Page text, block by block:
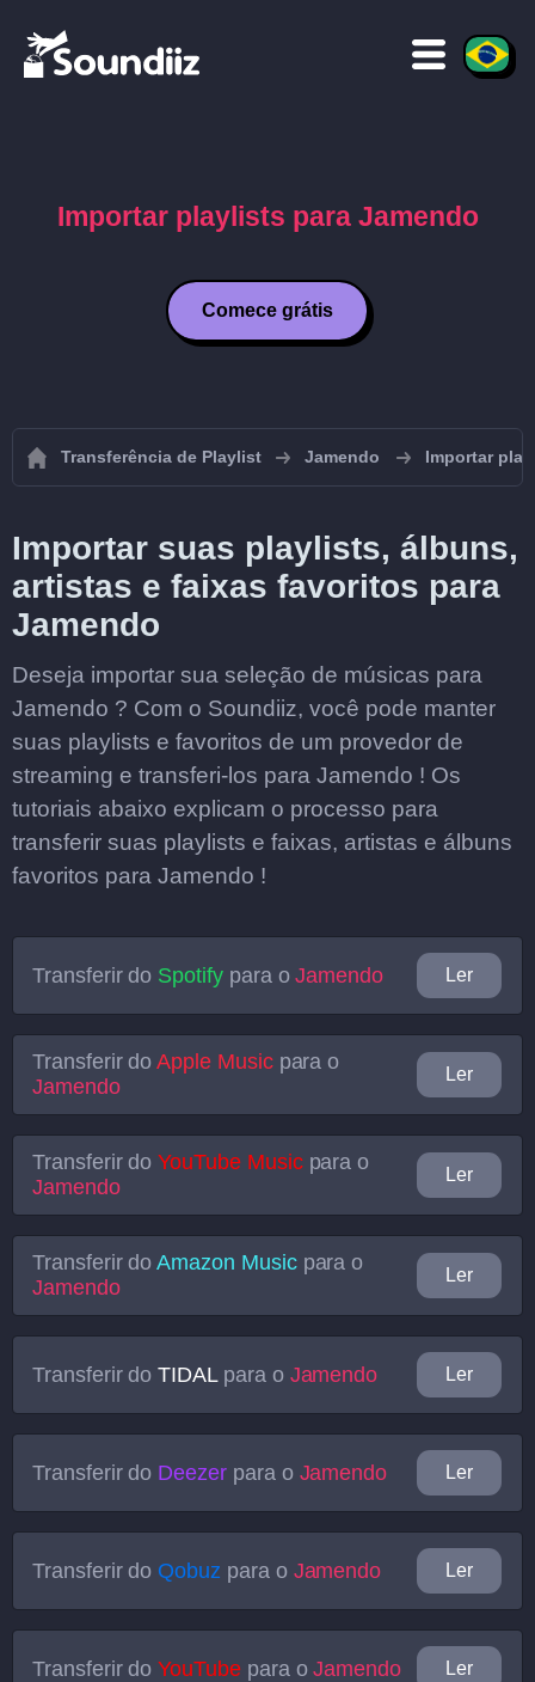
Importar playlists para Jamendo
Comece grátis
Transferência de Playlist Jamendo Importar
Importar suas playlists, álbuns,
artistas e faixas favoritos para
Jamendo
Deseja importar sua seleção de músicas para
Jamendo ? Com o Soundiiz, você pode manter
suas playlists e favoritos de um provedor de
streaming e transferi-los para Jamendo ! Os
tutoriais abaixo explicam o processo para
transferir suas playlists e faixas, artistas e álbuns
favoritos para Jamendo !
Transferir do Spotifypara oJamendo Ler
Transferir doApple Musicpara o
Jamendo
Ler
Transferir doYouTube Musicpara o
Jamendo
Ler
Transferir doAmazon Musicpara o
Jamendo
Ler
Transferir doTIDALpara o Jamendo Ler
Transferir do Deezerpara o Jamendo Ler
Transferir do Qobuz para o Jamendo Ler
Transferir doYouTubepara oJamendo Ler